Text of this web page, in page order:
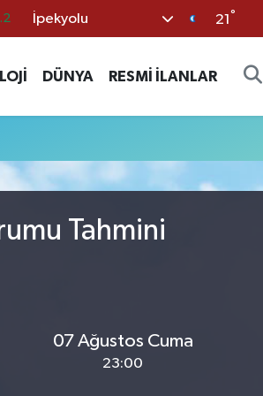
İpekyolu 21 °
DÜNYA RESMİ İLANLAR
Tahmini
07 Ağustos Cuma
23:00